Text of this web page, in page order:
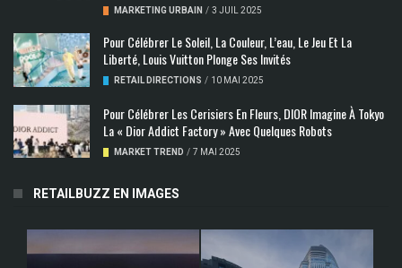
MARKETING URBAIN / 3 JUIL 2025
Pour Célébrer Le Soleil, La Couleur, L’eau, Le Jeu Et La
Liberté, Louis Vuitton Plonge Ses Invités
RETAIL DIRECTIONS / 10 MAI 2025
Pour Célébrer Les Cerisiers En Fleurs, DIOR Imagine À Tokyo
La « Dior Addict Factory » Avec Quelques Robots
MARKET TREND / 7 MAI 2025
RETAILBUZZ EN IMAGES